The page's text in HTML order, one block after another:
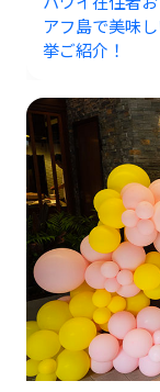
アフ島で美味
挙ご紹介！